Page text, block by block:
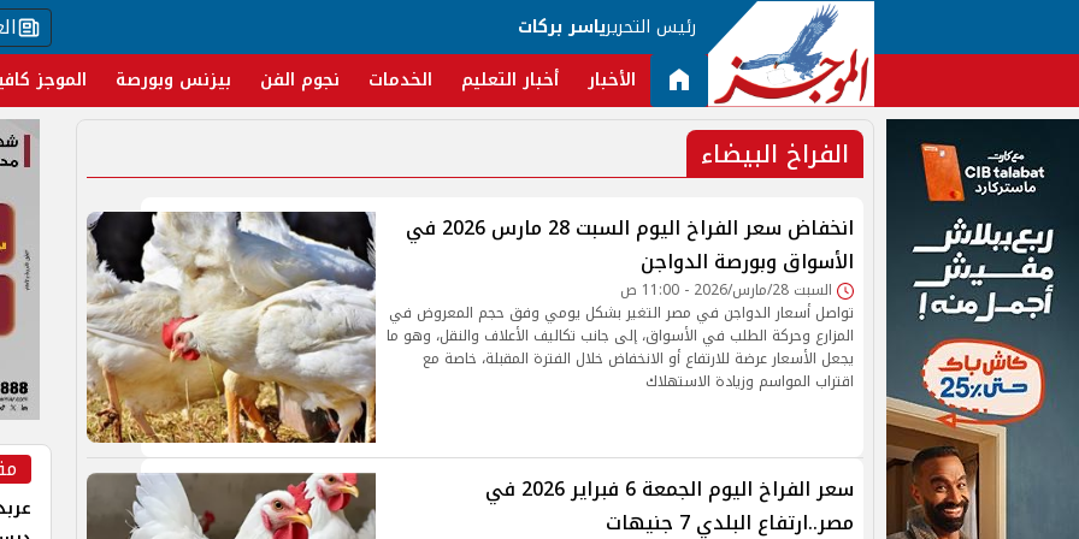
رئيس التحريرياسر بركات
الأخبار أخبار التعليم الخدمات نجوم الفن بيزنس وبورصة الموجز
الفراخ البيضاء
انخفاض سعر الفراخ اليوم السبت 28 مارس 2026 في
الأسواق وبورصة الدواجن
السبت 28/مارس/2026 - 11:00 ص
تواصل أسعار الدواجن في مصر التغير بشكل يومي وفق حجم المعروض في
المزارع وحركة الطلب في الأسواق، إلى جانب تكاليف الأعلاف والنقل، وهو ما
يجعل الأسعار عرضة للارتفاع أو الانخفاض خلال الفترة المقبلة، خاصة مع
اقتراب المواسم وزيادة الاستهلاك
سعر الفراخ اليوم الجمعة 6 فبراير 2026 في
مصر..ارتفاع البلدي 7 جنيهات